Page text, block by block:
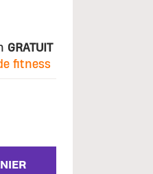
GRATUIT
fitness